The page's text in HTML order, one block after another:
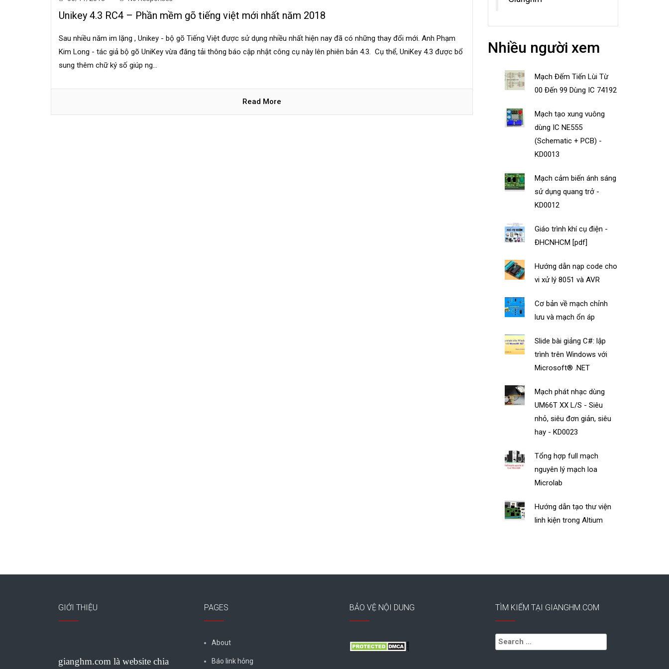
Unikey 4.3 RC4 – Phần mềm gõ tiếng việt mới nhất năm 2018
Sau nhiều năm im lặng , Unikey - bộ gõ Tiếng Việt được sử dụng nhiều nhất hiện nay đã có những thay đổi mới. Anh Phạm
Kim Long - tác giả bộ gõ UniKey vừa đăng tải thông báo cập nhật công cụ này lên phiên bản 4.3. Cụ thể, UniKey 4.3 được bổ
sung thêm chữ ký số giúp ng...
Read More
Nhiều người xem
Mạch Đếm Tiến Lùi Từ
00 Đến 99 Dùng IC 74192
Mạch tạo xung vuông
dùng IC NE555
(Schematic + PCB) -
KD0013
Mạch cảm biến ánh sáng
sử dụng quang trở -
KD0012
Giáo trình khí cụ điện -
ĐHCNHCM [pdf]
Hướng dẫn nạp code cho
vi xử lý 8051 và AVR
Cơ bản về mạch chỉnh
lưu và mạch ổn áp
Slide bài giảng C#: lập
trình trên Windows với
Microsoft® .NET
Mạch phát nhạc dùng
UM66T XX L/S - Siêu
nhỏ, siêu đơn giản, siêu
hay - KD0023
Tổng hợp full mạch
nguyên lý mạch loa
Microlab
Hướng dẫn tạo thư viện
linh kiện trong Altium
GIỚI THIỆU
gianghm.com là website chia
PAGES
About
Báo link hỏng
BẢO VỆ NỘI DUNG TÌM KIẾM TẠI GIANGHM.COM
Search
for: